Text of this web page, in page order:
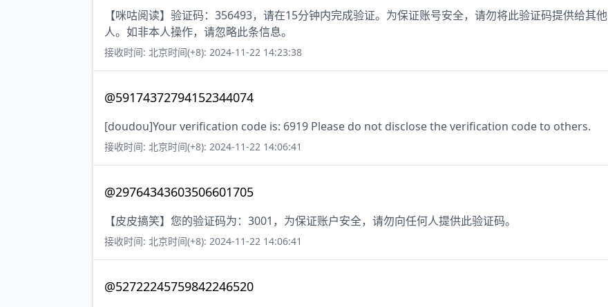
【咪咕阅读】验证码：356493，请在15分钟内完成验证。为保证账号安全，请勿将此验证码提供给其他
人。如非本人操作，请忽略此条信息。
接收时间: 北京时间(+8): 2024-11-22 14:23:38
@59174372794152344074
[doudou]Your verification code is: 6919 Please do not disclose the verification code to others.
接收时间: 北京时间(+8): 2024-11-22 14:06:41
@29764343603506601705
【皮皮搞笑】您的验证码为：3001，为保证账户安全，请勿向任何人提供此验证码。
接收时间: 北京时间(+8): 2024-11-22 14:06:41
@52722245759842246520